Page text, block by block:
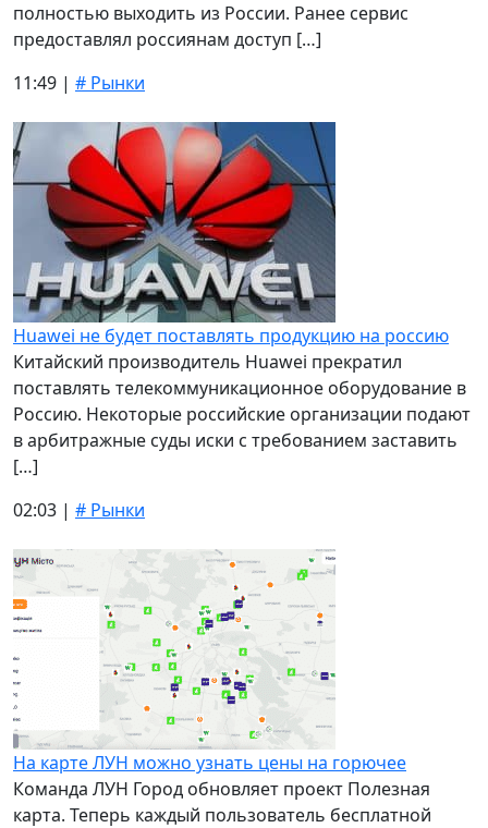
полностью выходить из России. Ранее сервис
предоставлял россиянам доступ […]
11:49 | # Рынки
Huawei не будет поставлять продукцию на россию
Китайский производитель Huawei прекратил
поставлять телекоммуникационное оборудование в
Россию. Некоторые российские организации подают
в арбитражные суды иски с требованием заставить
[…]
02:03 | # Рынки
На карте ЛУН можно узнать цены на горючее
Команда ЛУН Город обновляет проект Полезная
карта. Теперь каждый пользователь бесплатной